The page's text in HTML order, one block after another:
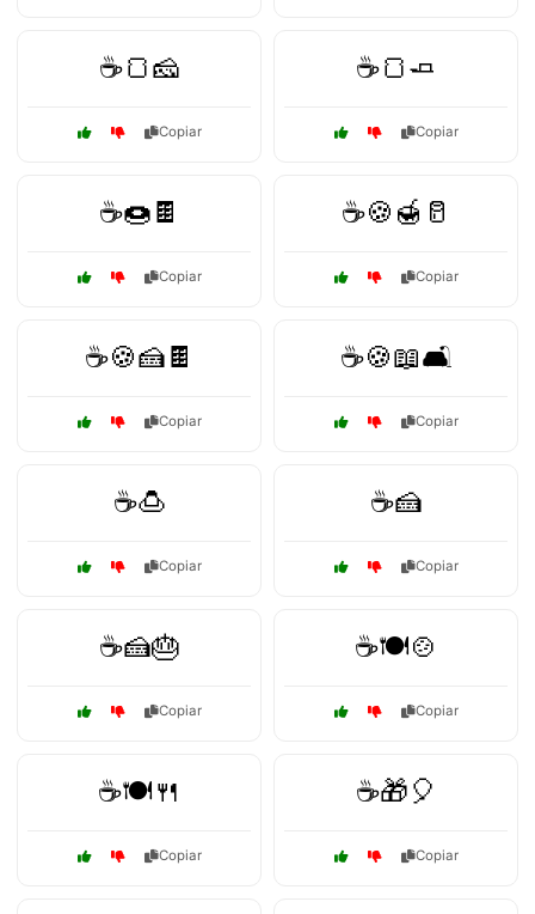
☕🍞🧀
Copiar
☕🍞🧈
Copiar
☕🍩🍫
Copiar
☕🍪🍯🥛
Copiar
☕🍪🍰🍫
Copiar
☕🍪📖🛋️
Copiar
☕🍮
Copiar
☕🍰
Copiar
☕🍰🎂
Copiar
☕🍽️🍲
Copiar
☕🍽️🍴
Copiar
☕🎁🎈
Copiar